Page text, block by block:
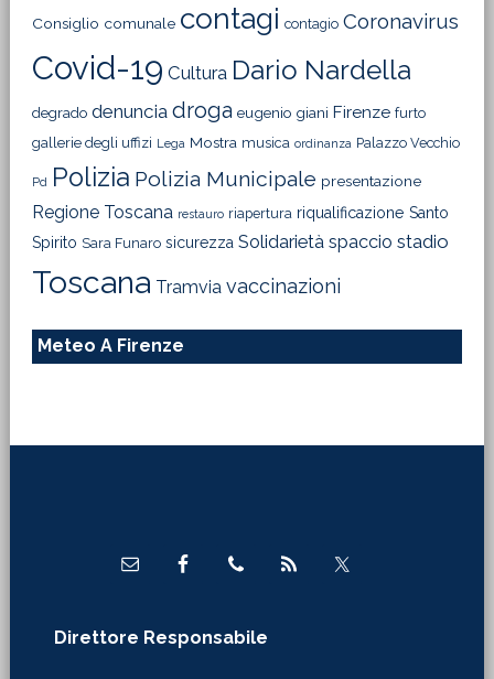
Consiglio comunale contagi contagio Coronavirus
Covid-19 Cultura Dario Nardella
degrado denuncia droga eugenio giani Firenze furto
gallerie degli uffizi Lega Mostra musica ordinanza Palazzo Vecchio
Pd Polizia Polizia Municipale presentazione
Regione Toscana restauro riapertura riqualificazione Santo
Spirito Sara Funaro sicurezza Solidarietà spaccio stadio
Toscana Tramvia vaccinazioni
Meteo A Firenze
Direttore Responsabile